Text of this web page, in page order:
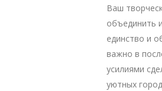
Ваш
объединить
единство и
важно в
усилиями
уютных